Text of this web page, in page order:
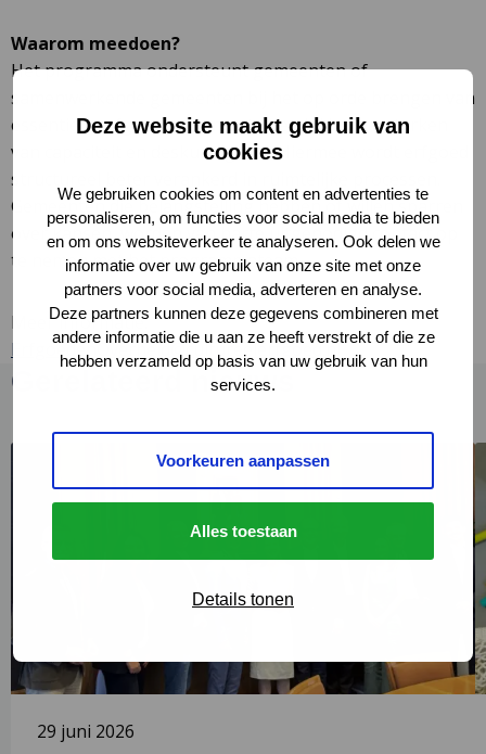
Deze website maakt gebruik van
cookies
We gebruiken cookies om content en advertenties te
personaliseren, om functies voor social media te bieden
en om ons websiteverkeer te analyseren. Ook delen we
informatie over uw gebruik van onze site met onze
partners voor social media, adverteren en analyse.
Deze partners kunnen deze gegevens combineren met
andere informatie die u aan ze heeft verstrekt of die ze
hebben verzameld op basis van uw gebruik van hun
services.
Voorkeuren aanpassen
Alles toestaan
Details tonen
Waarom meedoen?
Het programma ondersteunt gemeenten of
samenwerkende gemeenten bij het op orde brengen van
essentiële erfgoedinstrumenten en bij het versterken
van capaciteit en deskundigheid. Hiermee wordt erfgoed
structureel beter verankerd in ruimtelijke processen.
Gemeenten die belangstelling hebben of willen sparren
over kansen, worden van harte uitgenodigd contact op
te nemen met het programmateam.
Meer informatie:
ErfgoedenOverheid@cultureelerfgoed.nl
Gerelateerd nieuws
29 juni 2026
versterken
aan
circulaire
economie
met
concrete